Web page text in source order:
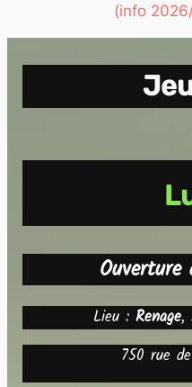
(info
Lieu : Renage,
750 rue